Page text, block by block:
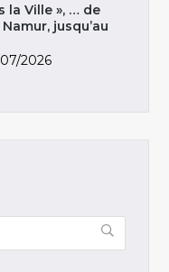
la Ville », … de
jusqu’au
2026